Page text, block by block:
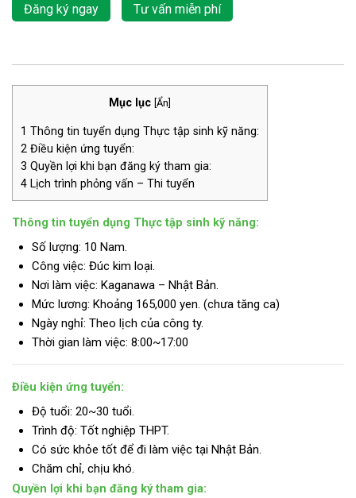
Đăng ký ngay Tư vấn miễn phí
Mục lục [Ẩn]
1 Thông tin tuyển dụng Thực tập sinh kỹ năng:
2 Điều kiện ứng tuyển:
3 Quyền lợi khi bạn đăng ký tham gia:
4 Lịch trình phỏng vấn – Thi tuyển
Thông tin tuyển dụng Thực tập sinh kỹ năng:
Số lượng: 10 Nam.
Công việc: Đúc kim loại.
Nơi làm việc: Kaganawa – Nhật Bản.
Mức lương: Khoảng 165,000 yen. (chưa tăng ca)
Ngày nghỉ: Theo lịch của công ty.
Thời gian làm việc: 8:00~17:00
Điều kiện ứng tuyển:
Độ tuổi: 20~30 tuổi.
Trình độ: Tốt nghiệp THPT.
Có sức khỏe tốt để đi làm việc tại Nhật Bản.
Chăm chỉ, chịu khó.
Quyền lợi khi bạn đăng ký tham gia: